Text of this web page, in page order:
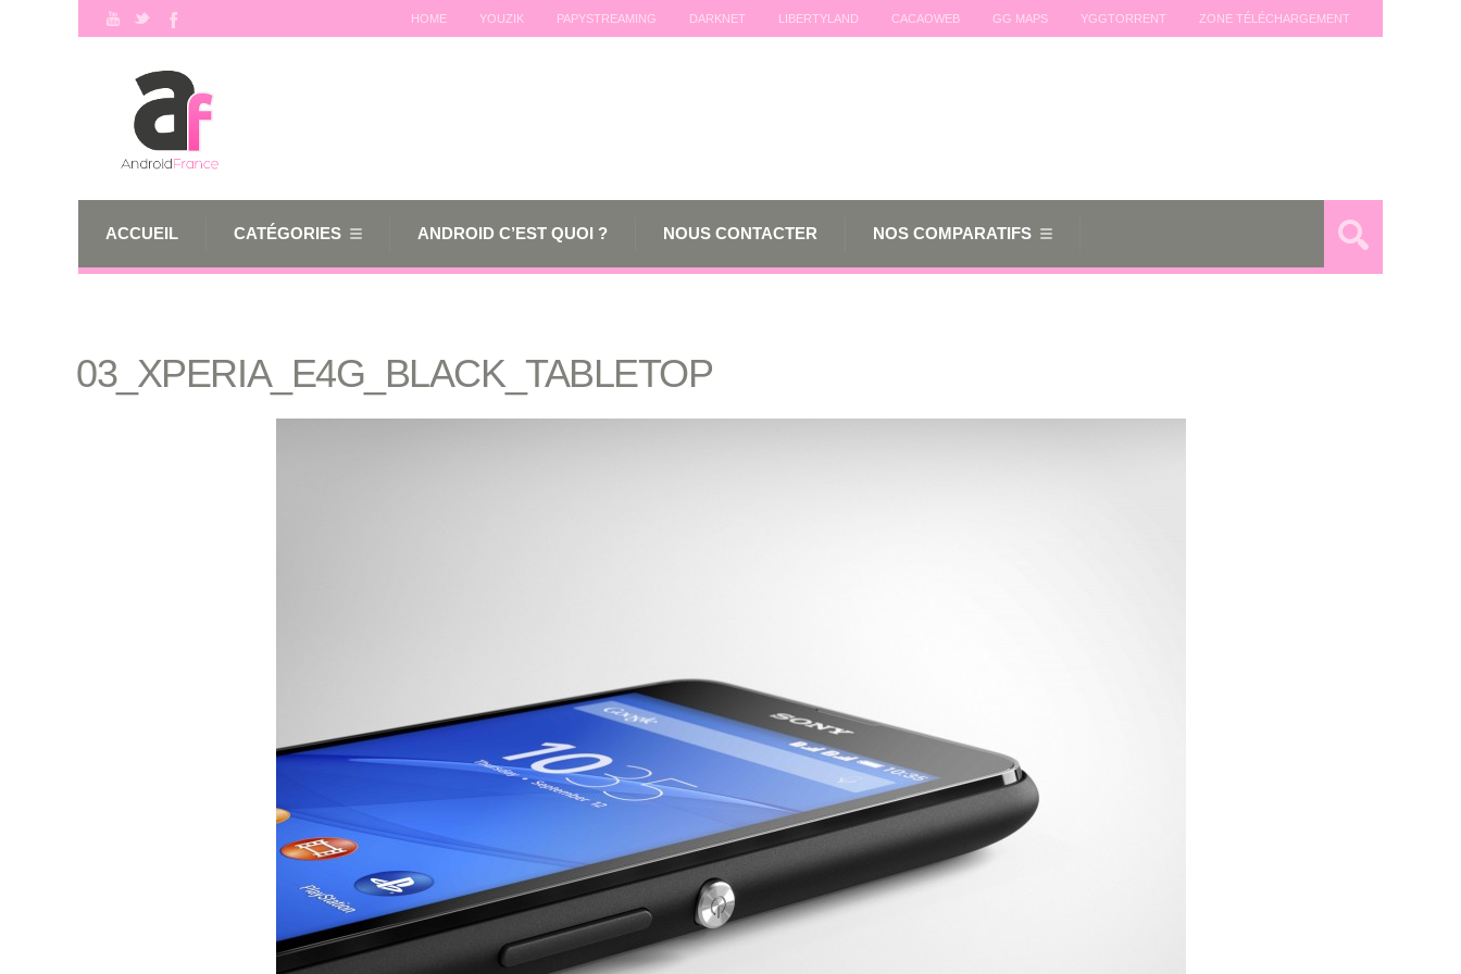
HOME YOUZIK PAPYSTREAMING DARKNET LIBERTYLAND CACAOWEB GG MAPS YGGTORRENT ZONE TÉLÉCHARGEMENT
ACCUEIL CATÉGORIES ANDROID C’EST QUOI ? NOUS CONTACTER NOS COMPARATIFS
03_XPERIA_E4G_BLACK_TABLETOP